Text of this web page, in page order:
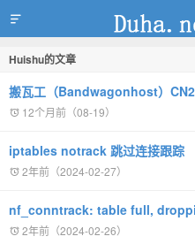
duha.net
Huishu的文章
搬瓦工（Bandwagonhost）
12个月前（08-19）
iptables notrack 跳过连接跟踪
2年前（2024-02-27）
nf_conntrack: table full,
2年前（2024-02-26）